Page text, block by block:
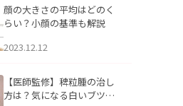
顔の大きさの平均はどのく
らい？小顔の基準も解説
2023.12.12
【医師監修】稗粒腫の治し
方は？気になる白いブツブ